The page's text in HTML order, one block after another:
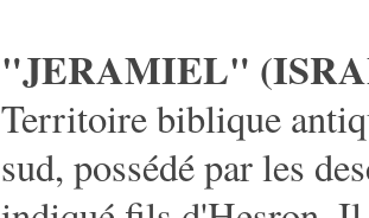
"JERAMIEL"
Territoire biblique
sud, possédé par les